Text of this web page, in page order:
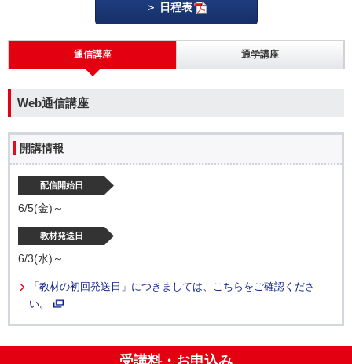
日程表
通信講座 通学講座
Web通信講座
開講情報
配信開始日
6/5(金)～
教材発送日
6/3(水)～
「教材の初回発送日」につきましては、こちらをご確認くださ
い。